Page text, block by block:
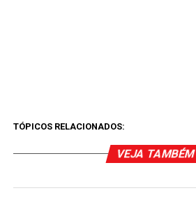
TÓPICOS RELACIONADOS:
VEJA TAMBÉM